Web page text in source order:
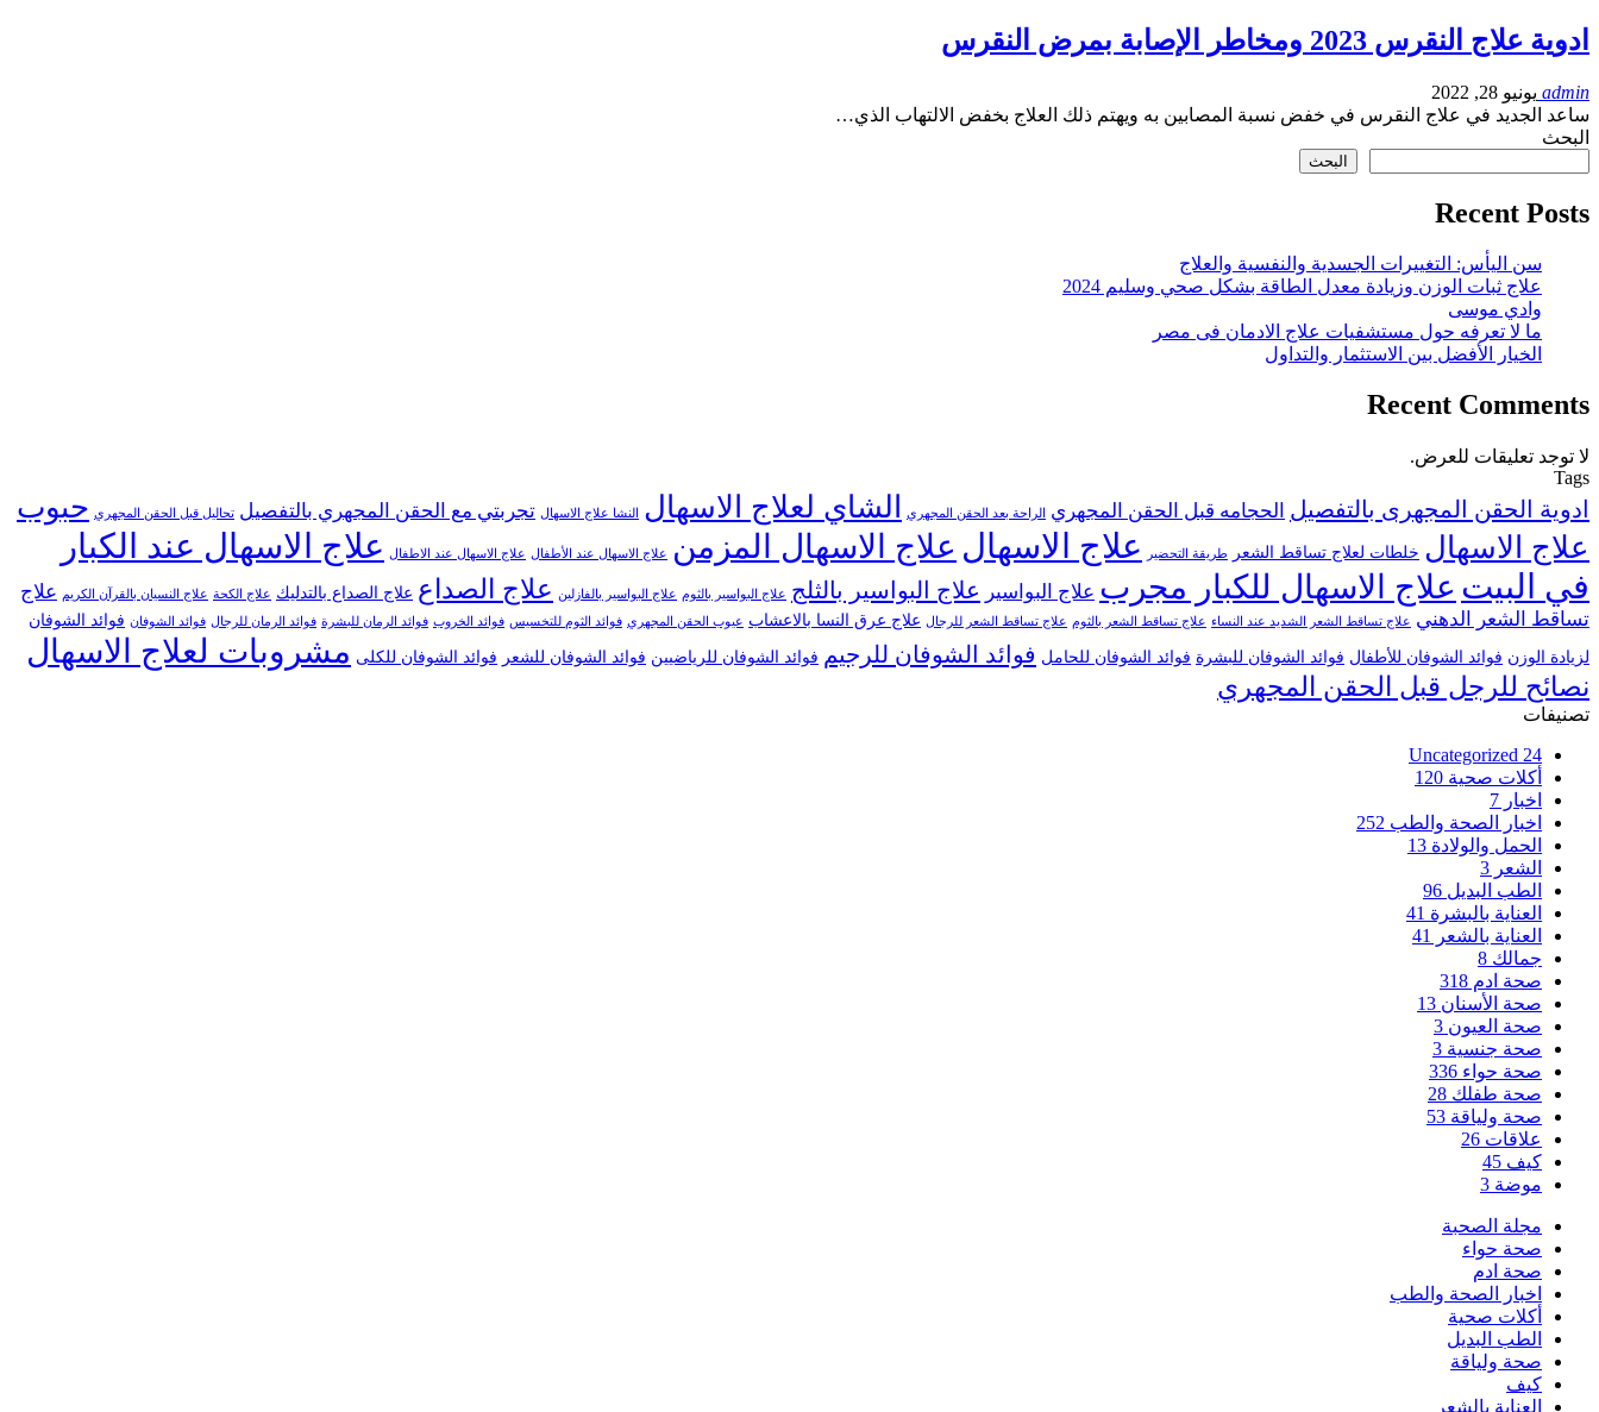
ادوية علاج النقرس 2023 ومخاطر الإصابة بمرض النقرس
admin يونيو 28, 2022
ساعد الجديد في علاج النقرس في خفض نسبة المصابين به ويهتم ذلك العلاج بخفض الالتهاب الذي…
البحث
البحث
Recent Posts
سن اليأس: التغييرات الجسدية والنفسية والعلاج
علاج ثبات الوزن وزيادة معدل الطاقة بشكل صحي وسليم 2024
وادي موسى
ما لا تعرفه حول مستشفيات علاج الادمان فى مصر
الخيار الأفضل بين الاستثمار والتداول
Recent Comments
لا توجد تعليقات للعرض.
Tags
ادوية الحقن المجهرى بالتفصيل الحجامه قبل الحقن المجهري الراحة بعد الحقن المجهري الشاي لعلاج الاسهال النشا علاج الاسهال تجربتي مع الحقن المجهري بالتفصيل تحاليل قبل الحقن المجهري حبوب
علاج الاسهال خلطات لعلاج تساقط الشعر طريقة التحضير علاج الاسهال علاج الاسهال المزمن علاج الاسهال عند الأطفال علاج الاسهال عند الاطفال علاج الاسهال عند الكبار
في البيت علاج الاسهال للكبار مجرب علاج البواسير علاج البواسير بالثلج علاج البواسير بالثوم علاج البواسير بالفازلين علاج الصداع علاج الصداع بالتدليك علاج الكحة علاج النسيان بالقرآن الكريم علاج
تساقط الشعر الدهني علاج تساقط الشعر الشديد عند النساء علاج تساقط الشعر بالثوم علاج تساقط الشعر للرجال علاج عرق النسا بالاعشاب عيوب الحقن المجهري فوائد الثوم للتخسيس فوائد الخروب فوائد الرمان للبشرة فوائد الرمان للرجال فوائد الشوفان فوائد الشوفان
لزيادة الوزن فوائد الشوفان للأطفال فوائد الشوفان للبشرة فوائد الشوفان للحامل فوائد الشوفان للرجيم فوائد الشوفان للرياضيين فوائد الشوفان للشعر فوائد الشوفان للكلى مشروبات لعلاج الاسهال
نصائح للرجل قبل الحقن المجهري
تصنيفات
Uncategorized 24
أكلات صحية 120
اخبار 7
اخبار الصحة والطب 252
الحمل والولادة 13
الشعر 3
الطب البديل 96
العناية بالبشرة 41
العناية بالشعر
41
جمالك 8
صحة ادم 318
صحة الأسنان 13
صحة العيون 3
صحة جنسية 3
صحة حواء 336
صحة طفلك 28
صحة ولياقة 53
علاقات 26
كيف 45
موضة 3
مجلة الصحبة
صحة حواء
صحة ادم
اخبار الصحة والطب
أكلات صحية
الطب البديل
صحة ولياقة
كيف
العناية بالشعر